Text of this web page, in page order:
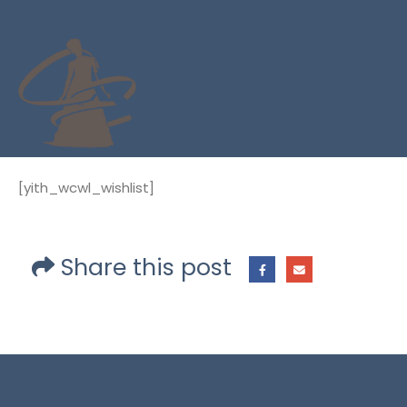
[yith_wcwl_wishlist]
Share this post